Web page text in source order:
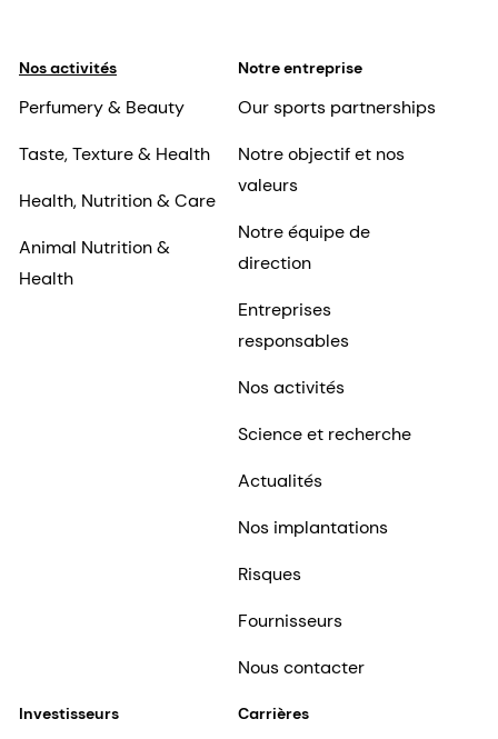
Nos activités
Perfumery & Beauty
Taste, Texture & Health
Health, Nutrition & Care
Animal Nutrition &
Health
Notre entreprise
Our sports partnerships
Notre objectif et nos
valeurs
Notre équipe de
direction
Entreprises
responsables
Nos activités
Science et recherche
Actualités
Nos implantations
Risques
Fournisseurs
Nous contacter
Investisseurs Carrières